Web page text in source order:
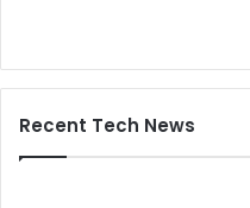
Recent Tech News